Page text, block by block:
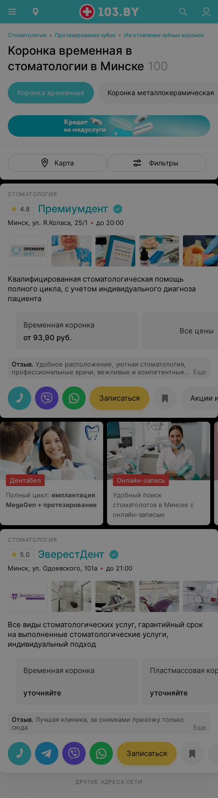
Стоматология • Протезирование зубов • Изготовление зубных коронок
Коронка временная в
стоматологии в Минске 100
Коронка временная Коронка металлокерамическая
Карта Фильтры
СТОМАТОЛОГИЯ
4.8 Премиумдент
Минск, ул. Я.Коласа, 25/1 до 20:00
Квалифицированная стоматологическая помощь
полного цикла, с учетом индивидуального диагноза
пациента
Временная коронка
от 93,90 руб.
Все цены
Отзыв. Удобное расположение, уютная стоматология,
профессиональные врачи, вежливые и компетентные
Еще
Записаться Акции
Дентабел
Полный цикл: имплантация
MegaGen + протезирование
Онлайн-запись
Удобный поиск
стоматологов в Минске с
онлайн-записью
СТОМАТОЛОГИЯ
5.0 ЭверестДент
Минск, ул. Одоевского, 101а до 21:00
Все виды стоматологических услуг, гарантийный срок
на выполненные стоматологические услуги,
индивидуальный подход
Временная коронка
уточняйте
Пластмассовая
уточняйте
Отзыв. Лучшая клиника, за снимками прихожу только
сюда
Еще
Записаться
ДРУГИЕ АДРЕСА СЕТИ